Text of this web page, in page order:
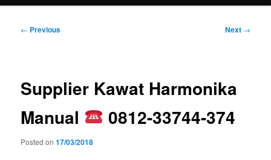
Post
← Previous Next →
Supplier Kawat Harmonika
Manual
0812-33744-374
Posted on17/03/2018